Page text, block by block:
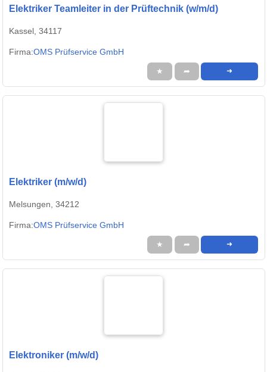
Elektriker Teamleiter in der Prüftechnik (w/m/d)
Kassel, 34117
Firma:OMS Prüfservice GmbH
★ ➦ ➜
Elektriker (m/w/d)
Melsungen, 34212
Firma:OMS Prüfservice GmbH
★ ➦ ➜
Elektroniker (m/w/d)